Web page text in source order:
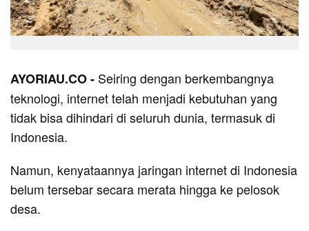
AYORIAU.CO - Seiring dengan berkembangnya
teknologi, internet telah menjadi kebutuhan yang
tidak bisa dihindari di seluruh dunia, termasuk di
Indonesia.
Namun, kenyataannya jaringan internet di Indonesia
belum tersebar secara merata hingga ke pelosok
desa.